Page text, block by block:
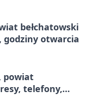
bełchatowski
godziny otwarcia
powiat
telefony,